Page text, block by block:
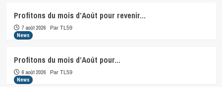
Profitons du mois d’Août pour revenir…
7 août 2026 Par TL59
News
Profitons du mois d’Août pour…
6 août 2026 Par TL59
News